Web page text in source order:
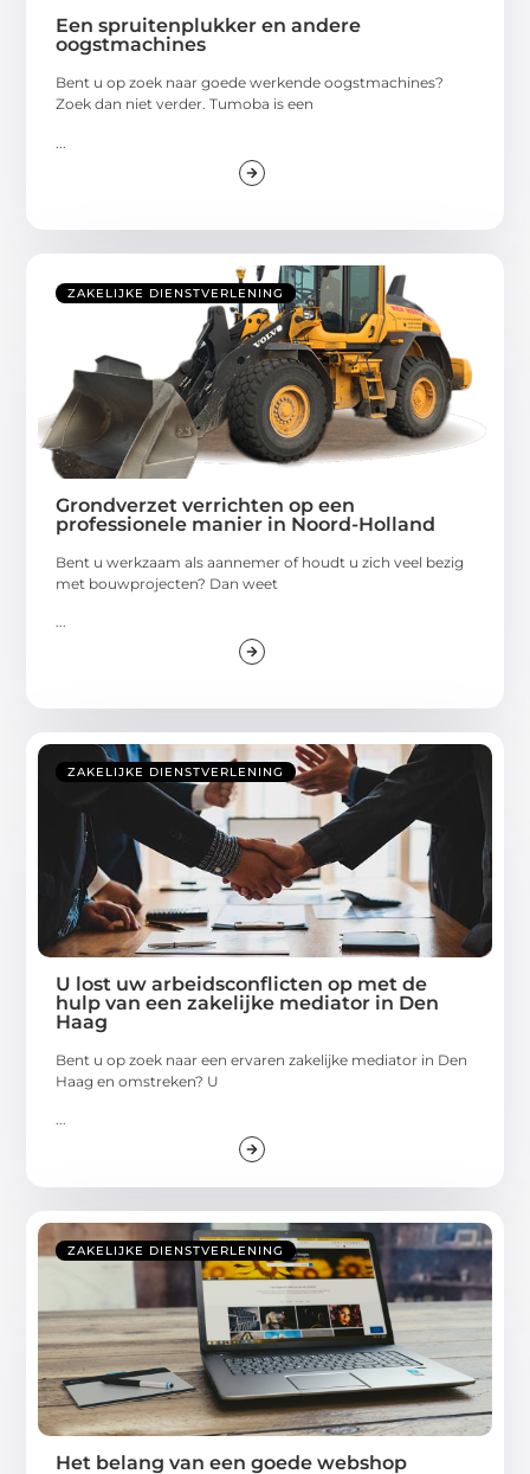
Een spruitenplukker en andere
oogstmachines
Bent u op zoek naar goede werkende oogstmachines?
Zoek dan niet verder. Tumoba is een
ZAKELIJKE DIENSTVERLENING
Grondverzet verrichten op een
professionele manier in Noord-Holland
Bent u werkzaam als aannemer of houdt u zich veel bezig
met bouwprojecten? Dan weet
ZAKELIJKE DIENSTVERLENING
U lost uw arbeidsconflicten op met de
hulp van een zakelijke mediator in Den
Haag
Bent u op zoek naar een ervaren zakelijke mediator in Den
Haag en omstreken? U
...
ZAKELIJKE DIENSTVERLENING
Het belang van een goede webshop